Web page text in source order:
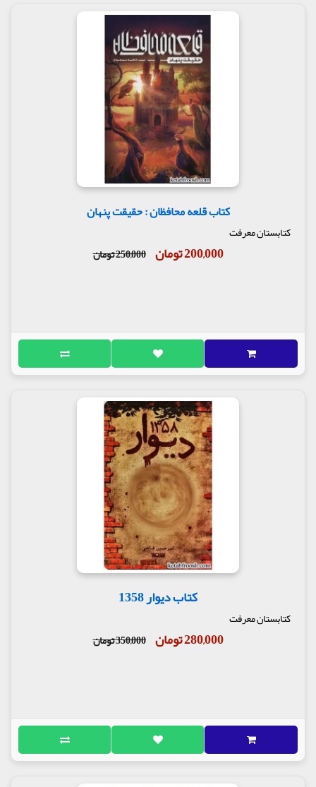
کتاب قلعه محافظان : حقیقت پنهان
کتابستان معرفت
200,000 تومان 250,000 تومان
کتاب دیوار 1358
کتابستان معرفت
280,000 تومان 350,000 تومان